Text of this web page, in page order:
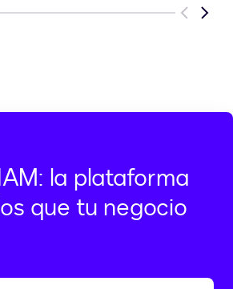
Previous
Next
la plataforma
que tu negocio